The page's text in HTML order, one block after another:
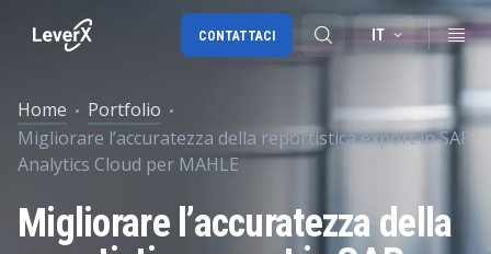
Migrazione a SAP S/4HANA
SAP Ariba
IT
CONTATTACI
Home
Portfolio
Migliorare l’accuratezza della reportistica export in SAP
Analytics Cloud per MAHLE
Migliorare l’accuratezza della